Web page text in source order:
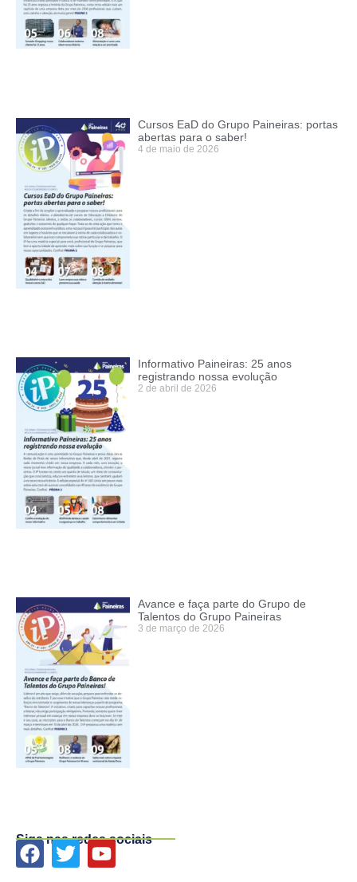
Cursos EaD do Grupo Paineiras: portas
abertas para o saber!
4 de maio de 2026
Informativo Paineiras: 25 anos
registrando nossa evolução
2 de abril de 2026
Avance e faça parte do Grupo de
Talentos do Grupo Paineiras
3 de março de 2026
Siga nas redes sociais